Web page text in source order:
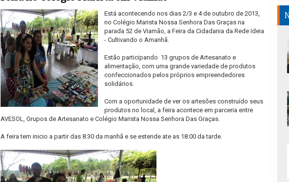
Está acontecendo nos dias 2/3 e 4 de outubro de 2013,
no Colégio Marista Nossa Senhora Das Graças na
parada 52 de Viamão, a Feira da Cidadania da Rede Ideia
- Cultivando o Amanhã.
Estão participando 13 grupos de Artesanato e
alimentação, com uma grande variedade de produtos
confeccionados pelos próprios empreendedores
solidários.
Com a oportunidade de ver os artesões construído seus
produtos no local, a feira acontece em parceria entre
AVESOL, Grupos de Artesanato e Colégio Marista Nossa Senhora Das Graças.
A feira tem inicio a partir das 8:30 da manhã e se estende ate as 18:00 da tarde.